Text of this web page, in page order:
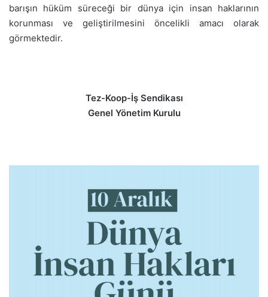
barışın hüküm süreceği bir dünya için insan haklarının
korunması ve geliştirilmesini öncelikli amacı olarak
görmektedir.
Tez-Koop-İş Sendikası
Genel Yönetim Kurulu